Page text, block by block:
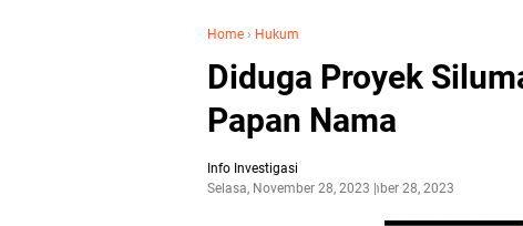
Home › Hukum
Diduga Proyek
Papan Nama
Info Investigasi
Selasa, November 28, 2023November 28, 2023